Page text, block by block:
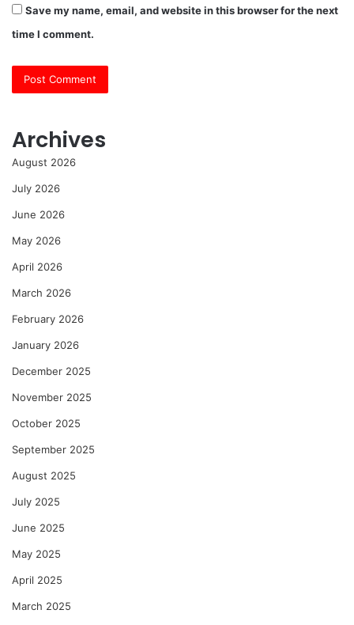
Save my name, email, and website in this browser for the next
time I comment.
Archives
August 2026
July 2026
June 2026
May 2026
April 2026
March 2026
February 2026
January 2026
December 2025
November 2025
October 2025
September 2025
August 2025
July 2025
June 2025
May 2025
April 2025
March 2025